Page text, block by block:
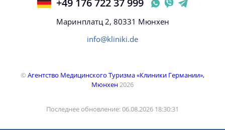
+49 176 722 37 999
Маринплатц 2, 80331 Мюнхен
info@kliniki.de
© Агентство Медицинского Туризма «Клиники Германии»,
Мюнхен2026
Последнее обновление: 06.08.2026 18:30:31